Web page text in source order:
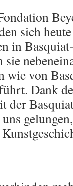
sich
in
wie von
Dank
der